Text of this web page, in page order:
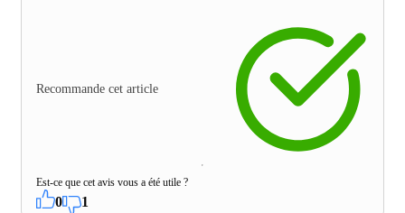
Recommande cet article
Est-ce que cet avis vous a été utile ?
0 1